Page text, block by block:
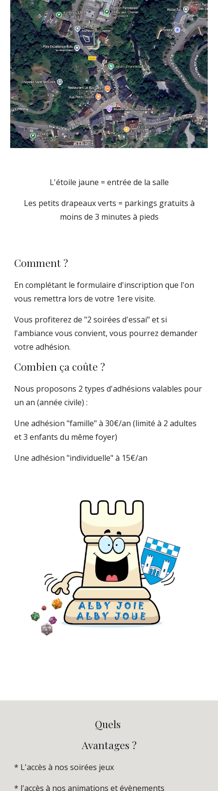
L'étoile jaune = entrée de la salle
Les petits drapeaux verts = parkings gratuits à
moins de 3 minutes à pieds
Comment ?
En complétant le formulaire d'inscriptionque l'on
vous remettra lors de votre 1ere visite.
Vous profiterez de "2 soirées d'essai" et si
l'ambiance vous convient, vous pourrez demander
votre adhésion.
Combien ça coûte ?
Nous proposons 2types d'adhésions valables pour
un an (année civile) :
Une adhésion "famille"à 30€/an (limité à 2 adultes
et 3 enfants du même foyer)
Une adhésion "individuelle"à 15€/an
Quels
Avantages ?
* L'accès à nos soirées jeux
* l'accès à nos animations et évènements